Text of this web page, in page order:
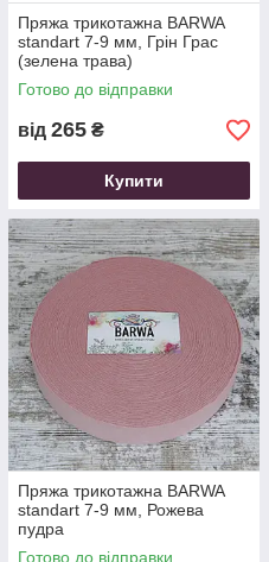
Пряжа трикотажна ВARWA
standart 7-9 мм, Грін Грас
(зелена трава)
Готово до відправки
від 265 ₴
Купити
Пряжа трикотажна ВARWA
standart 7-9 мм, Рожева
пудра
Готово до відправки